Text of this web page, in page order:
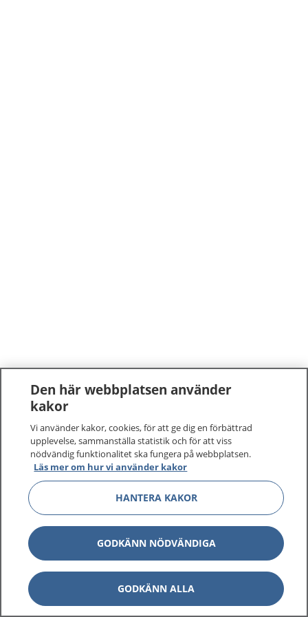
Den här webbplatsen använder
kakor
Vi använder kakor, cookies, för att ge dig en förbättrad
upplevelse, sammanställa statistik och för att viss
nödvändig funktionalitet ska fungera på webbplatsen.
Läs mer om hur vi använder kakor
HANTERA KAKOR
GODKÄNN NÖDVÄNDIGA
GODKÄNN ALLA